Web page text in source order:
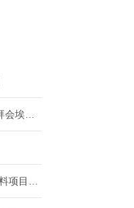
【中国化学工程总经理邓兆敬在埃及开罗拜会埃及副总理侯赛因·伊萨】
【尼日利亚万凯30万吨/年食品级PET新材料项目正式投产】